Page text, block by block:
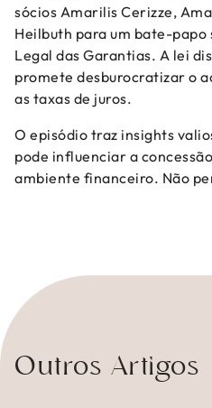
sócios Amarilis Cerizze,
Heilbuth para um bate-papo
Legal das Garantias. A lei
promete desburocratizar o
as taxas de juros.
O episódio traz insights
pode influenciar a
ambiente financeiro. Não
Outros Artigos